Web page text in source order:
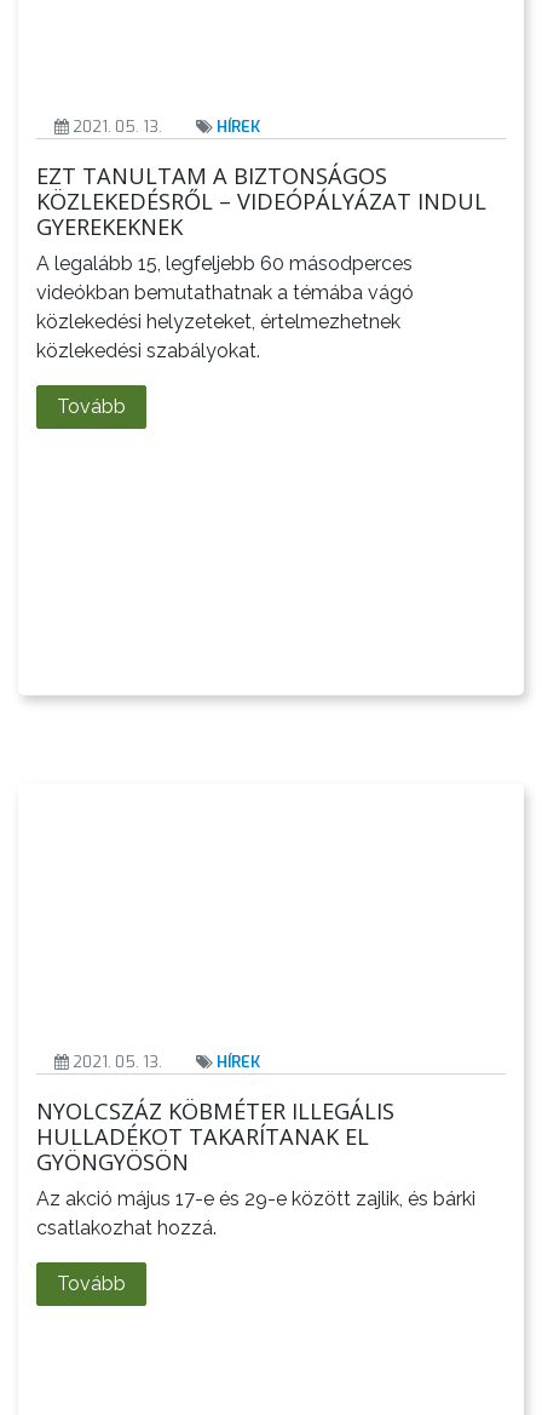
GYÖNGYÖS
2021. 05. 13. HÍREK
EZT TANULTAM A BIZTONSÁGOS
KÖZLEKEDÉSRŐL – VIDEÓPÁLYÁZAT INDUL
GYEREKEKNEK
A legalább 15, legfeljebb 60 másodperces
videókban bemutathatnak a témába vágó
közlekedési helyzeteket, értelmezhetnek
közlekedési szabályokat.
Tovább
2021. 05. 13. HÍREK
NYOLCSZÁZ KÖBMÉTER ILLEGÁLIS
HULLADÉKOT TAKARÍTANAK EL
GYÖNGYÖSÖN
Az akció május 17-e és 29-e között zajlik, és bárki
csatlakozhat hozzá.
Tovább